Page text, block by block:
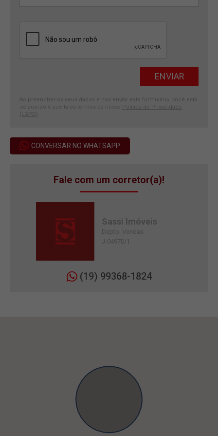
Ao preencher os seus dados e nos enviar este formulário, você está
de acordo e aceita os termos da nossa Política de Privacidade
(LGPD)
CONVERSAR NO WHATSAPP
Fale com um corretor(a)!
Sassi Imóveis
Depto. Vendas
J-04970/1
(19) 99368-1824